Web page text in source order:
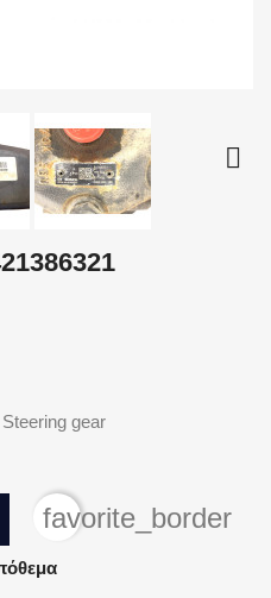

gear
favorite_border